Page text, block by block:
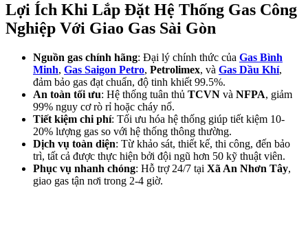
Lợi Ích Khi Lắp Đặt Hệ Thống Gas Công
Nghiệp Với Giao Gas Sài Gòn
Nguồn gas chính hãng: Đại lý chính thức của Gas Bình
Minh, Gas Saigon Petro, Petrolimex, và Gas Dầu Khí,
đảm bảo gas đạt chuẩn, độ tinh khiết 99.5%.
An toàn tối ưu: Hệ thống tuân thủ TCVN và NFPA, giảm
99% nguy cơ rò rỉ hoặc cháy nổ.
Tiết kiệm chi phí: Tối ưu hóa hệ thống giúp tiết kiệm 10-
20% lượng gas so với hệ thống thông thường.
Dịch vụ toàn diện: Từ khảo sát, thiết kế, thi công, đến bảo
trì, tất cả được thực hiện bởi đội ngũ hơn 50 kỹ thuật viên.
Phục vụ nhanh chóng: Hỗ trợ 24/7 tại Xã An Nhơn Tây,
giao gas tận nơi trong 2-4 giờ.